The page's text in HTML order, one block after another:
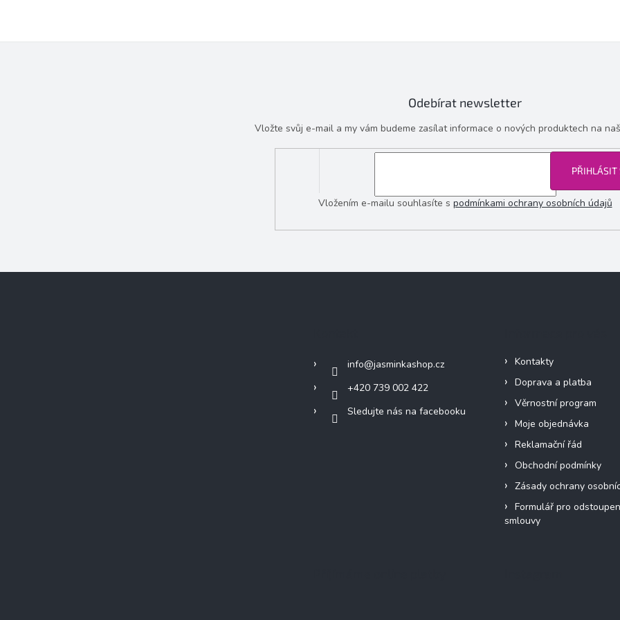
Odebírat newsletter
Vložte svůj e-mail a my vám budeme zasílat informace o nových produktech na
Vložením e-mailu souhlasíte s podmínkami ochrany osobních údajů
PŘIHLÁSIT
info@jasminkashop.cz
+420 739 002 422
Sledujte nás na facebooku
Kontakty
Doprava a platba
Věrnostní program
Moje objednávka
Reklamační řád
Obchodní podmínky
Zásady ochrany
Formulář pro
smlouvy